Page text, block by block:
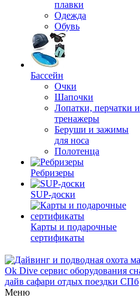
плавки
Одежда
Обувь
Бассейн
Очки
Шапочки
Лопатки, перчатки и
тренажеры
Беруши и зажимы
для носа
Полотенца
Ребризеры
SUP-доски
Карты и подарочные
сертификаты
Меню